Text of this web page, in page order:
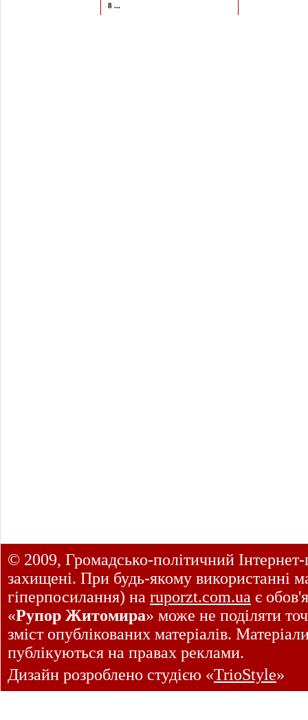
8 ...
© 2009, Громадсько-політичний
захищені. При будь-якому використанні
гіперпосилання) на ruporzt.com.ua є
«Рупор Житомира» може не поділяти
зміст опублікованих матеріалів.
публікуються на правах реклами.
Дизайн розроблено студією «TrioStyle»